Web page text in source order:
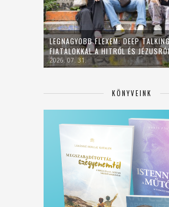
LEGNAGYOBB FLEXEM: DEEP
FIATALOKKAL A HITRŐL ÉS
2026. 07. 31.
KÖNYVEINK